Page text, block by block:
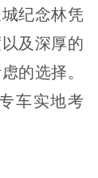
纪念林凭
及深厚的
的选择。
车实地考